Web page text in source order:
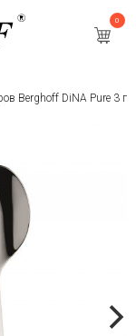
0
Berghoff DiNA Pure 3